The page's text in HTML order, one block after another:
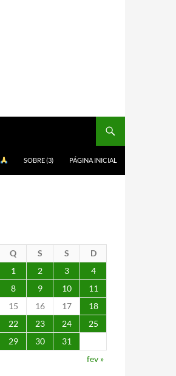
SOBRE (3) PÁGINA INICIAL
Q S S
D
1
2 3
4
8 9 10
11
15 16 17
18
22 23 24
25
29 30
31
fev »